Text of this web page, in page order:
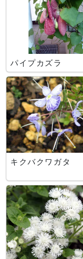
パイプカズラ
キクバクワガタ